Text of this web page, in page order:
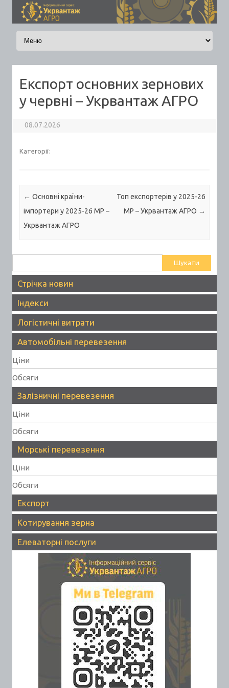
Skip to content
Експорт основних зернових
у червні – Укрвантаж АГРО
08.07.2026
Категорії:
Post navigation
← Основні країни-
імпортери у 2025-26 МР –
Укрвантаж АГРО
Топ експортерів у 2025-26
МР – Укрвантаж АГРО →
Стрічка новин
Індекси
Логістичні витрати
Автомобільні перевезення
Ціни
Обсяги
Залізничні перевезення
Ціни
Обсяги
Морські перевезення
Ціни
Обсяги
Експорт
Котирування зерна
Елеваторні послуги